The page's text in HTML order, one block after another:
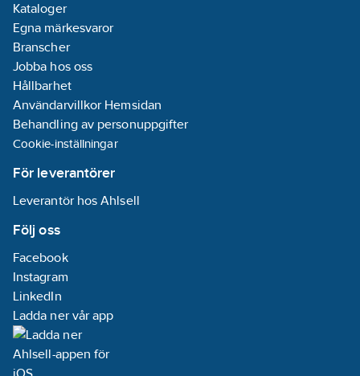
Kataloger
Egna märkesvaror
Branscher
Jobba hos oss
Hållbarhet
Användarvillkor Hemsidan
Behandling av personuppgifter
Cookie-inställningar
För leverantörer
Leverantör hos Ahlsell
Följ oss
Facebook
Instagram
LinkedIn
Ladda ner vår app